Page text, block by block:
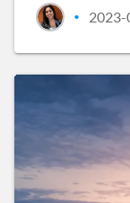
• 2023-